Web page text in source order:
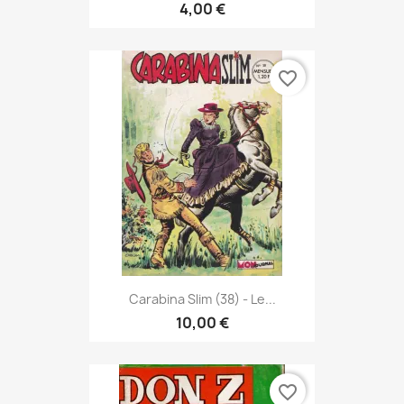
4,00 €
Carabina Slim (38) - Le...
10,00 €
favorite_border
favorite_border